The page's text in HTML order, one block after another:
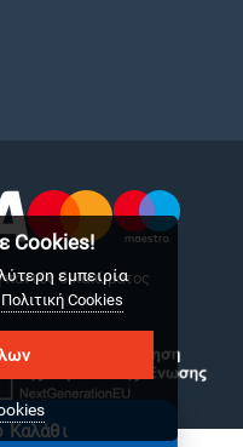
Καλάθι
δικαιώματος
Cookies!
εμπειρία
Πολιτική Cookies